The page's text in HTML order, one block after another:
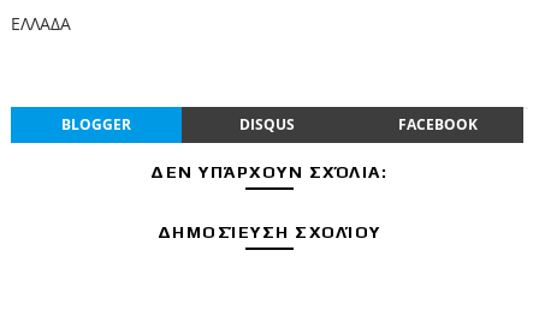
ΕΛΛΑΔΑ
BLOGGER DISQUS FACEBOOK
ΔΕΝ ΥΠΆΡΧΟΥΝ ΣΧΌΛΙΑ:
ΔΗΜΟΣΊΕΥΣΗ ΣΧΟΛΊΟΥ